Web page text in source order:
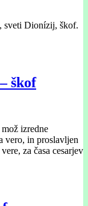
sveti Dionízij, škof.
škof
izredne
vero, in proslavljen
za časa cesarjev